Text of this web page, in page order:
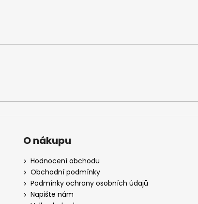
O nákupu
Hodnocení obchodu
Obchodní podmínky
Podmínky ochrany osobních údajů
Napište nám